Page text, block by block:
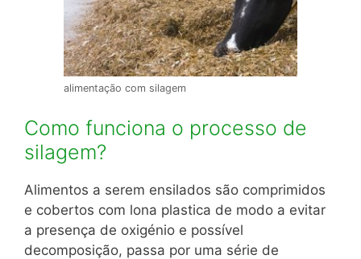
alimentação com silagem
Como funciona o processo de
silagem?
Alimentos a serem ensilados são comprimidos
e cobertos com lona plastica de modo a evitar
a presença de oxigénio e possível
decomposição, passa por uma série de